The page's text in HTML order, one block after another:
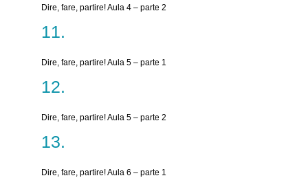
Dire, fare, partire! Aula 4 – parte 2
Dire, fare, partire! Aula 5 – parte 1
Dire, fare, partire! Aula 5 – parte 2
Dire, fare, partire! Aula 6 – parte 1